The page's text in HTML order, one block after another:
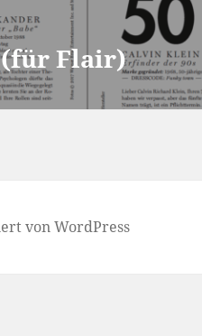
Flair)
von WordPress